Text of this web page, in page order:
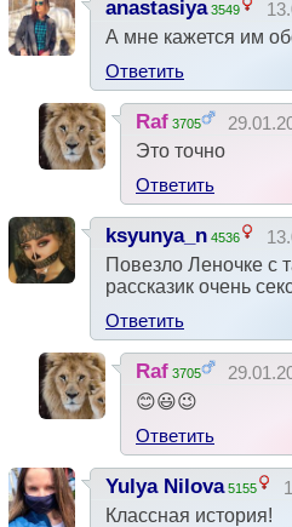
anastasiya 3549
А мне кажется им
Ответить
Raf 3705
Это точно
Ответить
ksyunya_n 4536
Повезло Леночке с
рассказик очень
Ответить
Raf 3705
😊😃😉
Ответить
Yulya Nilova 5155
Классная история!